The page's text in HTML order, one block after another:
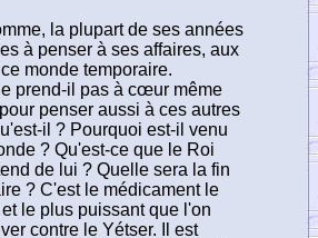
la plupart de ses années
à penser à ses affaires, aux
monde temporaire.
prend-il pas à cœur même
penser aussi à ces autres
il ? Pourquoi est-il venu
? Qu'est-ce que le Roi
de lui ? Quelle sera la fin
? C'est le médicament le
le plus puissant que l'on
contre le Yétser. Il est